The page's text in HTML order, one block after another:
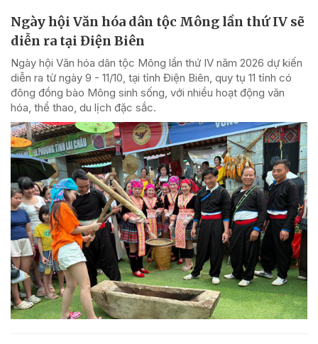
Ngày hội Văn hóa dân tộc Mông lần thứ IV sẽ
diễn ra tại Điện Biên
Ngày hội Văn hóa dân tộc Mông lần thứ IV năm 2026 dự kiến
diễn ra từ ngày 9 - 11/10, tại tỉnh Điện Biên, quy tụ 11 tỉnh có
đông đồng bào Mông sinh sống, với nhiều hoạt động văn
hóa, thể thao, du lịch đặc sắc.